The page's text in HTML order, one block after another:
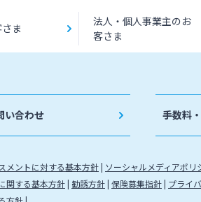
ま
法人・個人事業主のお
客さま
い合わせ 手数料
メントに対する基本方針 ソーシャルメディアポリ
関する基本方針 勧誘方針 保険募集指針 プライ